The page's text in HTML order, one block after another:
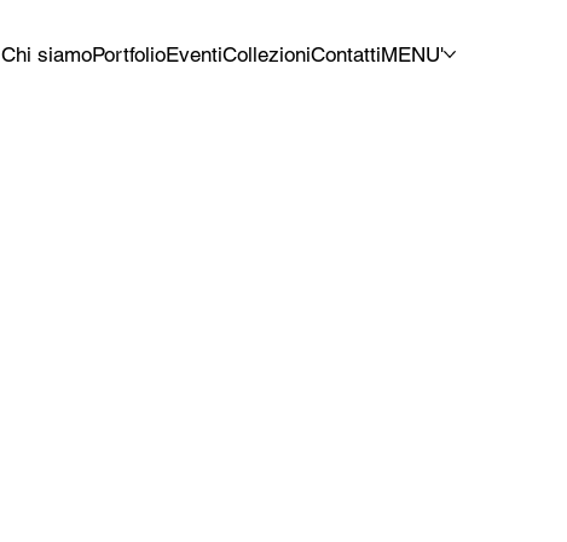
Chi siamoPortfolioEventiCollezioniContattiMENU'